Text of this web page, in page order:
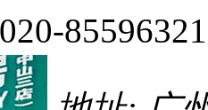
020-85596321